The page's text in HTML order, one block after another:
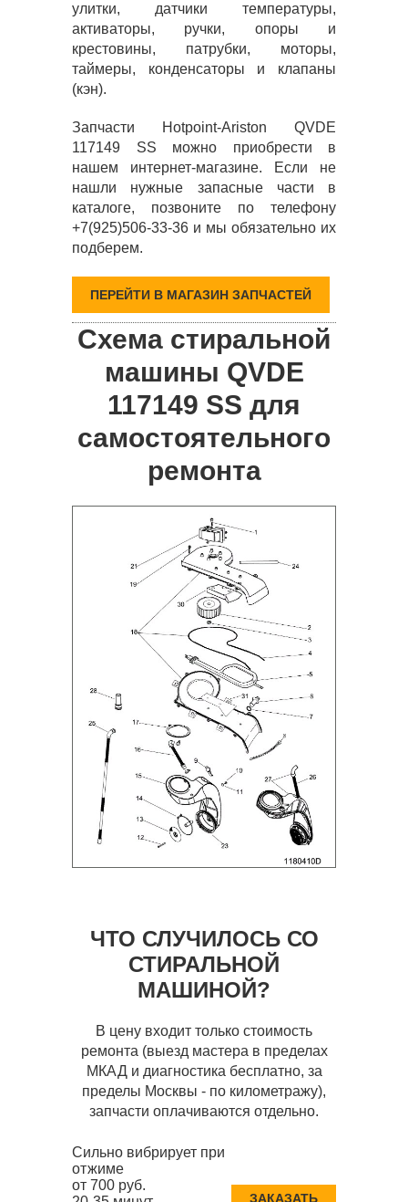
улитки, датчики температуры,
активаторы, ручки, опоры и
крестовины, патрубки, моторы,
таймеры, конденсаторы и клапаны
(кэн).
Запчасти Hotpoint-Ariston QVDE
117149 SS можно приобрести в
нашем интернет-магазине. Если не
нашли нужные запасные части в
каталоге, позвоните по телефону
+7(925)506-33-36 и мы обязательно их
подберем.
ПЕРЕЙТИ В МАГАЗИН ЗАПЧАСТЕЙ
Схема стиральной
машины QVDE
117149 SS для
самостоятельного
ремонта
ЧТО СЛУЧИЛОСЬ СО
СТИРАЛЬНОЙ
МАШИНОЙ?
В цену входит только стоимость
ремонта (выезд мастера в пределах
МКАД и диагностика бесплатно, за
пределы Москвы - по километражу),
запчасти оплачиваются отдельно.
Сильно вибрирует при
отжиме
от 700 руб.
ЗАКАЗАТЬ